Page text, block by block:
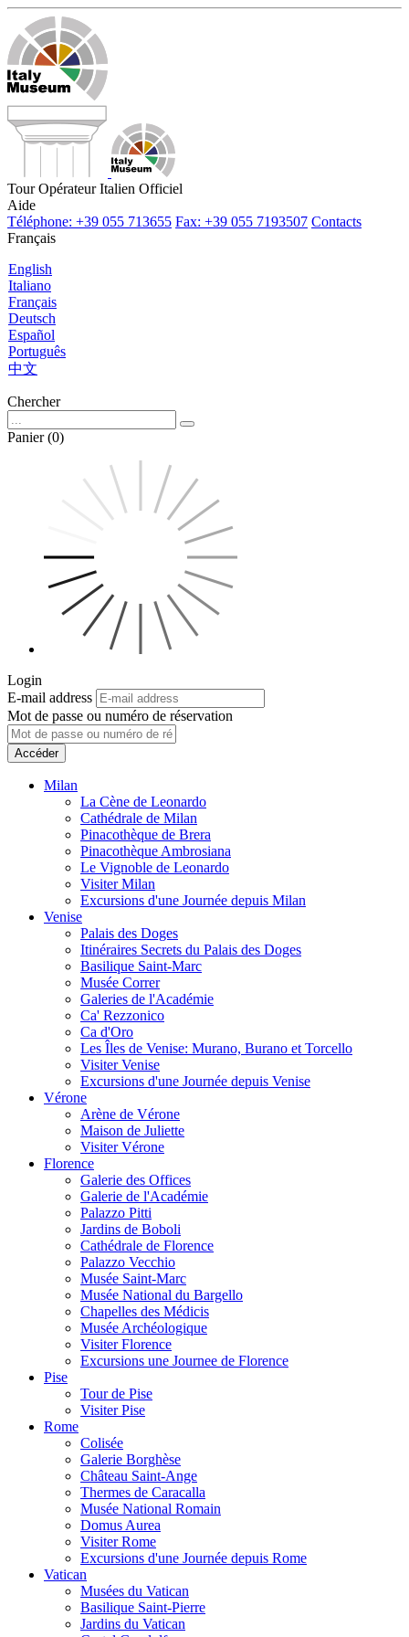
Tour Opérateur Italien Officiel
Aide
Téléphone: +39 055 713655 Fax: +39 055 7193507 Contacts
Français
English
Italiano
Français
Deutsch
Español
Português
中文
Chercher
Panier (0)
Login
E-mail address
Mot de passe ou numéro de réservation
Accéder
Milan
La Cène de Leonardo
Cathédrale de Milan
Pinacothèque de Brera
Pinacothèque Ambrosiana
Le Vignoble de Leonardo
Visiter Milan
Excursions d'une Journée depuis Milan
Venise
Palais des Doges
Itinéraires Secrets du Palais des Doges
Basilique Saint-Marc
Musée Correr
Galeries de l'Académie
Ca' Rezzonico
Ca d'Oro
Les Îles de Venise: Murano, Burano et Torcello
Visiter Venise
Excursions d'une Journée depuis Venise
Vérone
Arène de Vérone
Maison de Juliette
Visiter Vérone
Florence
Galerie des Offices
Galerie de l'Académie
Palazzo Pitti
Jardins de Boboli
Cathédrale de Florence
Palazzo Vecchio
Musée Saint-Marc
Musée National du Bargello
Chapelles des Médicis
Musée Archéologique
Visiter Florence
Excursions une Journee de Florence
Pise
Tour de Pise
Visiter Pise
Rome
Colisée
Galerie Borghèse
Château Saint-Ange
Thermes de Caracalla
Musée National Romain
Domus Aurea
Visiter Rome
Excursions d'une Journée depuis Rome
Vatican
Musées du Vatican
Basilique Saint-Pierre
Jardins du Vatican